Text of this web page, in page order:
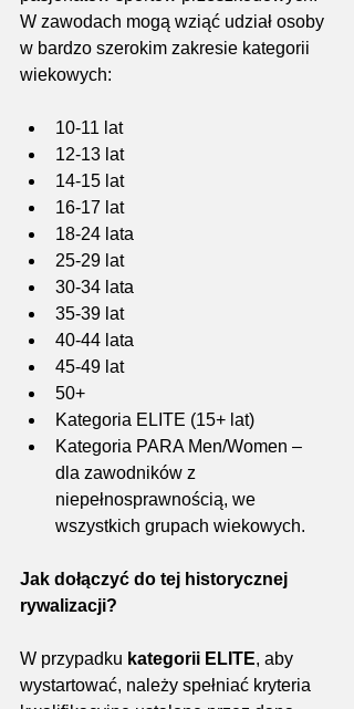
W zawodach mogą wziąć udział osoby
w bardzo szerokim zakresie kategorii
wiekowych:
10-11 lat
12-13 lat
14-15 lat
16-17 lat
18-24 lata
25-29 lat
30-34 lata
35-39 lat
40-44 lata
45-49 lat
50+
Kategoria ELITE (15+ lat)
Kategoria PARA Men/Women –
dla zawodników z
niepełnosprawnością, we
wszystkich grupach wiekowych.
Jak dołączyć do tej historycznej
rywalizacji?
W przypadku kategorii ELITE, aby
wystartować, należy spełniać kryteria